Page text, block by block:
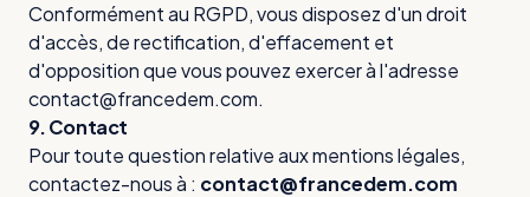
Conformément au RGPD, vous disposez d'un droit
d'accès, de rectification, d'effacement et
d'opposition que vous pouvez exercer à l'adresse
contact@francedem.com.
9. Contact
Pour toute question relative aux mentions légales,
contactez-nous à : contact@francedem.com